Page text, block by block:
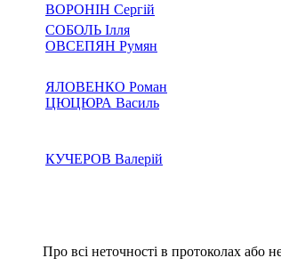
ВОРОНІН Сергій
СОБОЛЬ Ілля
ОВСЕПЯН Румян
ЯЛОВЕНКО Роман
ЦЮЦЮРА Василь
КУЧЕРОВ Валерій
Про всі неточності в протоколах або